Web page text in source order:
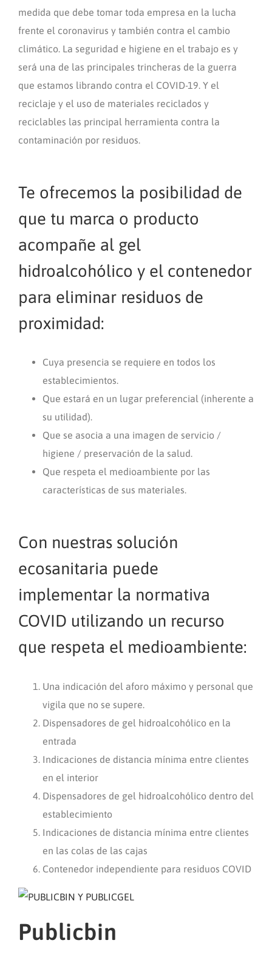
medida que debe tomar toda empresa en la lucha
frente el coronavirus y también contra el cambio
climático. La seguridad e higiene en el trabajo es y
será una de las principales trincheras de la guerra
que estamos librando contra el COVID-19. Y el
reciclaje y el uso de materiales reciclados y
reciclables las principal herramienta contra la
contaminación por residuos.
Te ofrecemos la posibilidad de
que tu marca o producto
acompañe al gel
hidroalcohólico y el contenedor
para eliminar residuos de
proximidad:
Cuya presencia se requiere en todos los
establecimientos.
Que estará en un lugar preferencial (inherente a
su utilidad).
Que se asocia a una imagen de servicio /
higiene / preservación de la salud.
Que respeta el medioambiente por las
características de sus materiales.
Con nuestras solución
ecosanitaria puede
implementar la normativa
COVID utilizando un recurso
que respeta el medioambiente:
Una indicación del aforo máximo y personal que
vigila que no se supere.
Dispensadores de gel hidroalcohólico en la
entrada
Indicaciones de distancia mínima entre clientes
en el interior
Dispensadores de gel hidroalcohólico dentro del
establecimiento
Indicaciones de distancia mínima entre clientes
en las colas de las cajas
Contenedor independiente para residuos COVID
Publicbin